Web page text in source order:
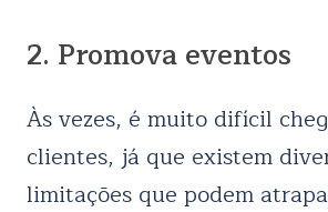
2. Promova eventos
Às vezes, é muito difícil
clientes, já que existem
limitações que podem